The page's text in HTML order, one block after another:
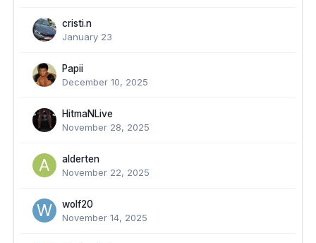
cristi.n
January 23
Papii
December 10, 2025
HitmaNLive
November 28, 2025
alderten
November 22, 2025
wolf20
November 14, 2025